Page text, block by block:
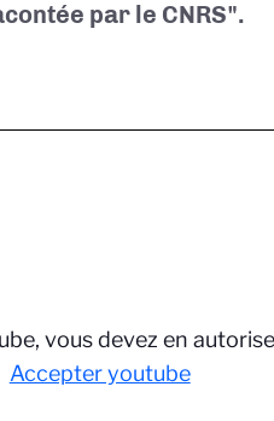
par le CNRS".
vous devez en
Accepter youtube